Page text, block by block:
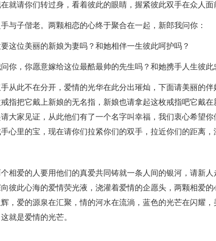
就请你们转过身，看着彼此的眼睛，握紧彼此双手在众人面
与子偕老。两颗相恋的心终于聚合在一起，新郎我问你：
这位美丽的新娘为妻吗？和她相伴一生彼此呵护吗？
你，你愿意嫁给这位最酷最帅的先生吗？和她携手人生彼此
从此不在分开，爱情的光华在此分出璀灿，下面请美丽的
指把它戴上新娘的无名指，新娘也请拿起这枚戒指吧它戴
大家见证，从此他们有了一个名字叫幸福，我们衷心希望
心里的宝，现在请你们拉紧你们的双手，拉近你们的距离，
相爱的人要用他们的真爱共同铸就一条人间的银河，请新
彼此心海的爱情荧光液，浇灌着爱情的企愿头，两颗相爱
，爱的源泉在汇聚，情的河水在流淌，蓝色的光芒在闪耀
就是爱情的光芒。